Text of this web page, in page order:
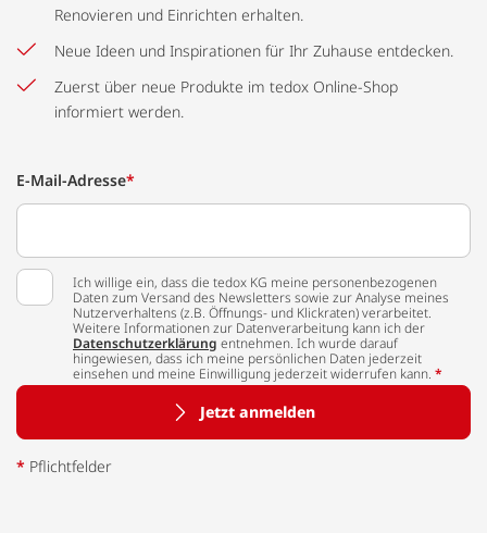
Renovieren und Einrichten erhalten.
Neue Ideen und Inspirationen für Ihr Zuhause entdecken.
Zuerst über neue Produkte im tedox Online-Shop
informiert werden.
E-Mail-Adresse*
Ich willige ein, dass die tedox KG meine personenbezogenen
Daten zum Versand des Newsletters sowie zur Analyse meines
Nutzerverhaltens (z.B. Öffnungs- und Klickraten) verarbeitet.
Weitere Informationen zur Datenverarbeitung kann ich der
Datenschutzerklärung entnehmen. Ich wurde darauf
hingewiesen, dass ich meine persönlichen Daten jederzeit
einsehen und meine Einwilligung jederzeit widerrufen kann. *
Jetzt anmelden
* Pflichtfelder